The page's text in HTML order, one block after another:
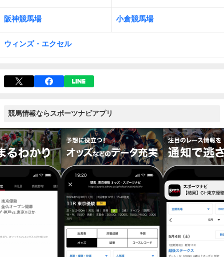
阪神競馬場 小倉競馬場
ウィンズ・エクセル
競馬情報ならスポーツナビアプリ